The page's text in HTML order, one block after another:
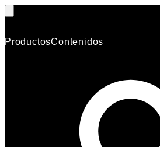
ProductosContenidos